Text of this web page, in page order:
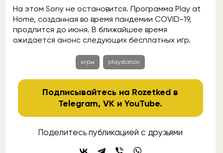
На этом Sony не остановится. Программа Play at
Home, созданная во время пандемии COVID-19,
продлится до июня. В ближайшее время
ожидается анонс следующих бесплатных игр.
игры playstation
Подписывайтесь на Rozetked в
Telegram,VK иYouTube.
Поделитесь публикацией с друзьями